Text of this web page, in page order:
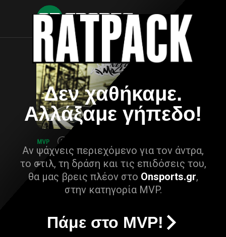
Δεν χαθήκαμε.
Αλλάξαμε γήπεδο!
Αν ψάχνεις περιεχόμενο για τον άντρα,
το στιλ, τη δράση και τις επιδόσεις του,
θα μας βρεις πλέον στο Onsports.gr,
στην κατηγορία MVP.
Πάμε στο MVP!